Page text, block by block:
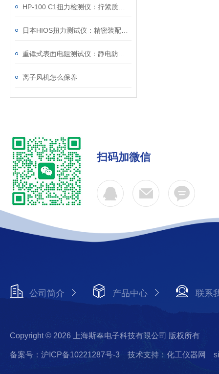
离子风机怎么保养
扫码加微信
公司简介 产品中心 联系
Copyright © 2026 上海斯奉电子科技有限公司 版权所有
备案号：沪ICP备10221287号-3 技术支持：化工仪器网